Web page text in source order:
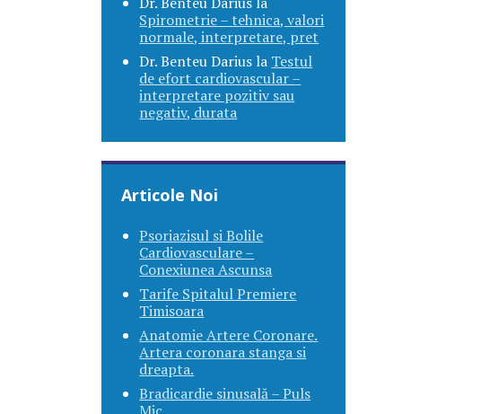
Spirometrie – tehnica, valori
normale, interpretare, pret
Dr. Benteu Darius la Testul
de efort cardiovascular –
interpretare pozitiv sau
negativ, durata
Articole Noi
Psoriazisul si Bolile
Cardiovasculare –
Conexiunea Ascunsa
Tarife Spitalul Premiere
Timisoara
Anatomie Artere Coronare.
Artera coronara stanga si
dreapta.
Bradicardie sinusală – Puls